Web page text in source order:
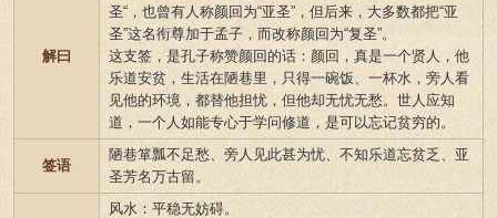
解曰
圣“，也曾有人称颜回为“亚圣”，但后来，大多数都把“亚
圣”这名衔尊加于孟子，而改称颜回为“复圣”。
这支签，是孔子称赞颜回的话：颜回，真是一个贤人，他
乐道安贫，生活在陋巷里，只得一碗饭、一杯水，旁人看
见他的环境，都替他担忧，但他却无忧无愁。世人应知
道，一个人如能专心于学问修道，是可以忘记贫穷的。
签语
陋巷箪瓢不足愁、旁人见此甚为忧、不知乐道忘贫乏、亚
圣芳名万古留。
风水：平稳无妨碍。